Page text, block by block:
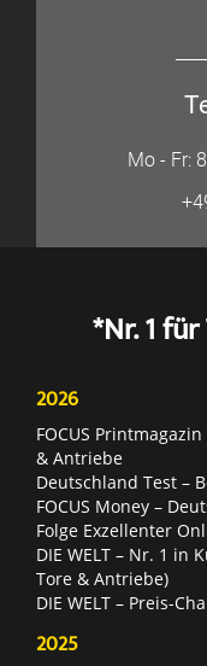
Mo - Fr:
*Nr. 1
2026
FOCUS
& Antriebe
Deutschland Test –
FOCUS Money –
Folge Exzellenter
DIE WELT – Nr. 1 in
Tore & Antriebe)
DIE WELT – Preis-
2025